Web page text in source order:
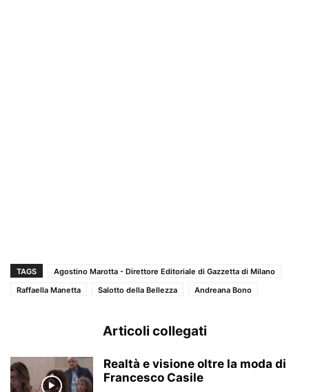
TAGS
Agostino Marotta - Direttore Editoriale di Gazzetta di Milano
Raffaella Manetta
Salotto della Bellezza Andreana Bono
Articoli collegati
Realtà e visione oltre la moda di
Francesco Casile